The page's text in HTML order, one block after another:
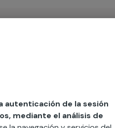
autenticación de la sesión
mediante el análisis de